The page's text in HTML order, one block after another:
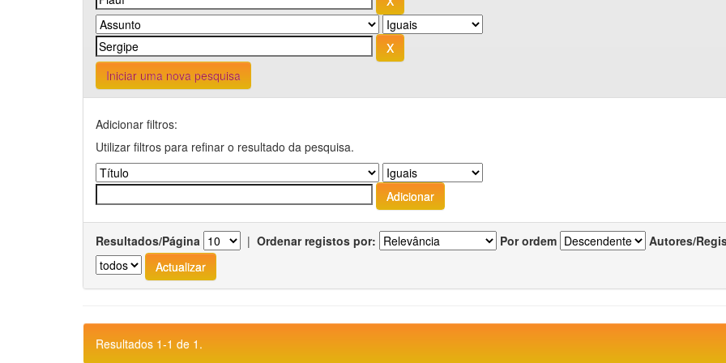
Iniciar uma nova pesquisa
Adicionar filtros:
Utilizar filtros para refinar o resultado da pesquisa.
Resultados/Página | Ordenar registos por: Por ordem Autores/
Resultados 1-1 de 1.